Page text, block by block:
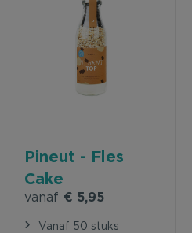
Pineut - Fles
Cake
vanaf € 5,95
Vanaf 50 stuks